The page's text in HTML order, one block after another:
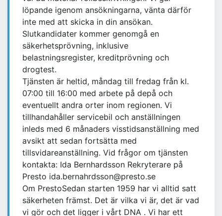
löpande igenom ansökningarna, vänta därför
inte med att skicka in din ansökan.
Slutkandidater kommer genomgå en
säkerhetsprövning, inklusive
belastningsregister, kreditprövning och
drogtest.
Tjänsten är heltid, måndag till fredag från kl.
07:00 till 16:00 med arbete på depå och
eventuellt andra orter inom regionen. Vi
tillhandahåller servicebil och anställningen
inleds med 6 månaders visstidsanställning med
avsikt att sedan fortsätta med
tillsvidareanställning. Vid frågor om tjänsten
kontakta: Ida Bernhardsson Rekryterare på
Presto ida.bernahrdsson@presto.se
Om PrestoSedan starten 1959 har vi alltid satt
säkerheten främst. Det är vilka vi är, det är vad
vi gör och det ligger i vårt DNA . Vi har ett